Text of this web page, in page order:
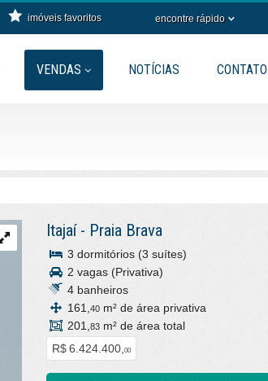
encontre rápido
imóveis favoritos
VENDAS NOTÍCIAS CONTATO
Itajaí- Praia Brava
3 dormitórios (3 suítes)
2 vagas (Privativa)
4 banheiros
161, 40 m² de área privativa
201, 83 m² de área total
R$ 6.424.400, 00